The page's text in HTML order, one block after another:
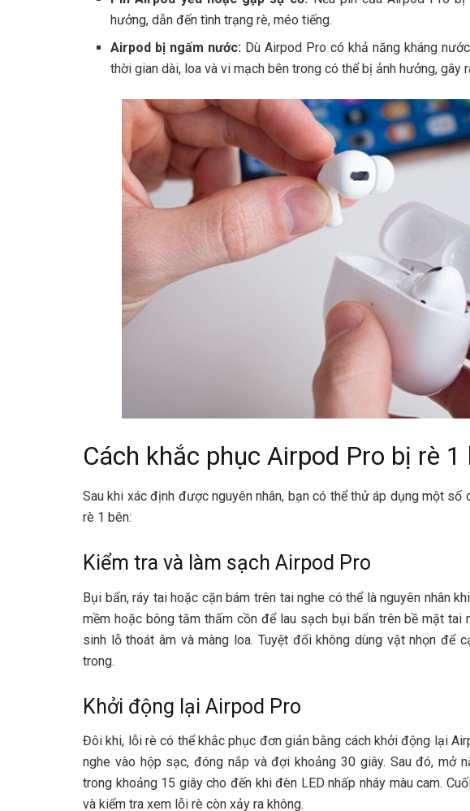
hưởng, dẫn đến tình trạng rè, méo tiếng.
Airpod bị ngấm nước: Dù Airpod Pro có khả năng kháng
thời gian dài, loa và vi mạch bên trong có thể bị ảnh hưởng, gây
Cách khắc phục Airpod Pro bị rè 1
Sau khi xác định được nguyên nhân, bạn có thể thử áp dụng một
rè 1 bên:
Kiểm tra và làm sạch Airpod Pro
Bụi bẩn, ráy tai hoặc cặn bám trên tai nghe có thể là nguyên nhân
mềm hoặc bông tăm thấm cồn để lau sạch bụi bẩn trên bề mặt
sinh lỗ thoát âm và màng loa. Tuyệt đối không dùng vật nhọn để
trong.
Khởi động lại Airpod Pro
Đôi khi, lỗi rè có thể khắc phục đơn giản bằng cách khởi động lại
nghe vào hộp sạc, đóng nắp và đợi khoảng 30 giây. Sau đó, mở
trong khoảng 15 giây cho đến khi đèn LED nhấp nháy màu cam.
và kiểm tra xem lỗi rè còn xảy ra không.